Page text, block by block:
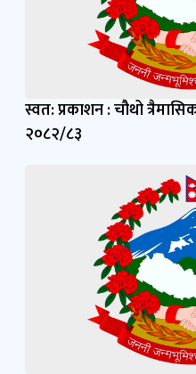
स्वत: प्रकाशन : चौथो
२०८२/८३